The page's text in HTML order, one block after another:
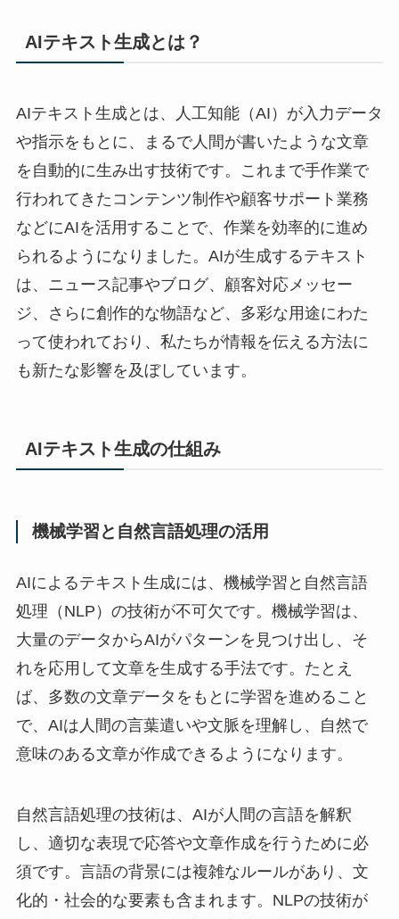
AIテキスト生成とは？
AIテキスト生成とは、人工知能（AI）が入力データ
や指示をもとに、まるで人間が書いたような文章
を自動的に生み出す技術です。これまで手作業で
行われてきたコンテンツ制作や顧客サポート業務
などにAIを活用することで、作業を効率的に進め
られるようになりました。AIが生成するテキスト
は、ニュース記事やブログ、顧客対応メッセー
ジ、さらに創作的な物語など、多彩な用途にわた
って使われており、私たちが情報を伝える方法に
も新たな影響を及ぼしています。
AIテキスト生成の仕組み
機械学習と自然言語処理の活用
AIによるテキスト生成には、機械学習と自然言語
処理（NLP）の技術が不可欠です。機械学習は、
大量のデータからAIがパターンを見つけ出し、そ
れを応用して文章を生成する手法です。たとえ
ば、多数の文章データをもとに学習を進めること
で、AIは人間の言葉遣いや文脈を理解し、自然で
意味のある文章が作成できるようになります。
自然言語処理の技術は、AIが人間の言語を解釈
し、適切な表現で応答や文章作成を行うために必
須です。言語の背景には複雑なルールがあり、文
化的・社会的な要素も含まれます。NLPの技術が